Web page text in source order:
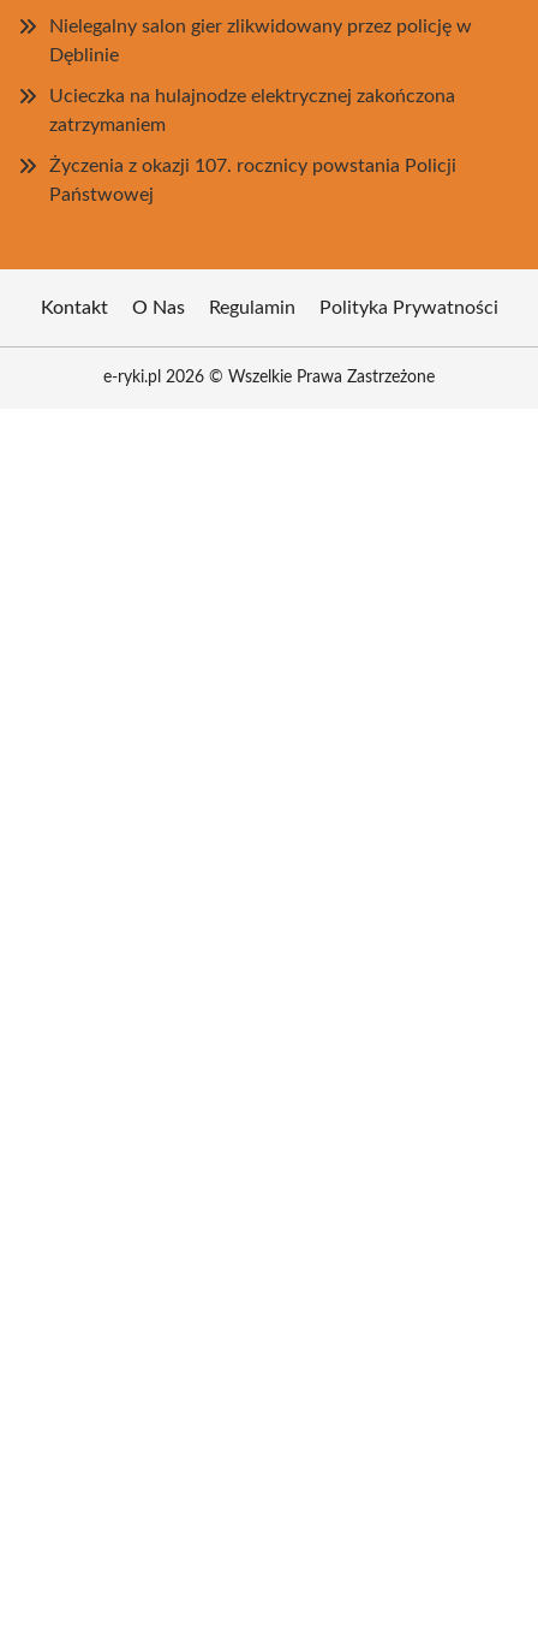
Nielegalny salon gier zlikwidowany przez policję w
Dęblinie
Ucieczka na hulajnodze elektrycznej zakończona
zatrzymaniem
Życzenia z okazji 107. rocznicy powstania Policji
Państwowej
Kontakt O Nas Regulamin Polityka Prywatności
e-ryki.pl 2026 © Wszelkie Prawa Zastrzeżone